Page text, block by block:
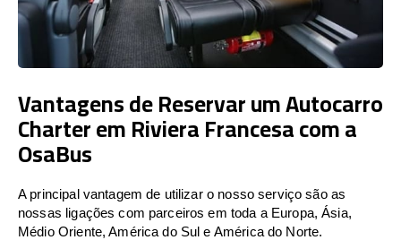
Vantagens de Reservar um Autocarro
Charter em Riviera Francesa com a
OsaBus
A principal vantagem de utilizar o nosso serviço são as
nossas ligações com parceiros em toda a Europa, Ásia,
Médio Oriente, América do Sul e América do Norte.